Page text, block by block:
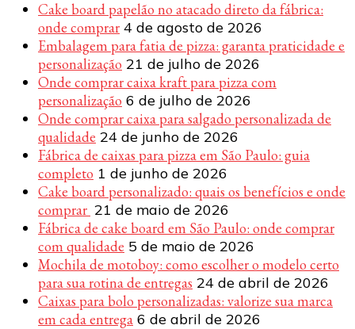
Cake board papelão no atacado direto da fábrica:
onde comprar 4 de agosto de 2026
Embalagem para fatia de pizza: garanta praticidade e
personalização 21 de julho de 2026
Onde comprar caixa kraft para pizza com
personalização 6 de julho de 2026
Onde comprar caixa para salgado personalizada de
qualidade 24 de junho de 2026
Fábrica de caixas para pizza em São Paulo: guia
completo 1 de junho de 2026
Cake board personalizado: quais os benefícios e onde
comprar 21 de maio de 2026
Fábrica de cake board em São Paulo: onde comprar
com qualidade 5 de maio de 2026
Mochila de motoboy: como escolher o modelo certo
para sua rotina de entregas 24 de abril de 2026
Caixas para bolo personalizadas: valorize sua marca
em cada entrega 6 de abril de 2026